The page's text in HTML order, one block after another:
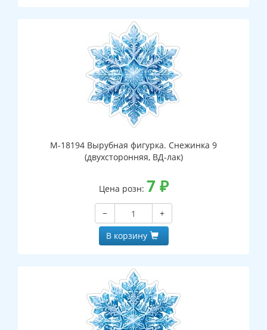
М-18194 Вырубная фигурка. Снежинка 9
(двухсторонняя, ВД-лак)
Цена розн: 7 ₽
−
+
В корзину